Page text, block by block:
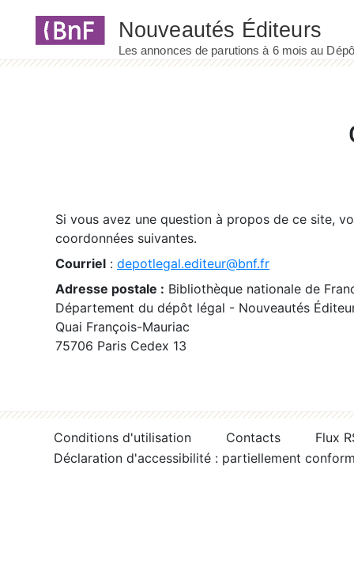
Si vous avez une question à propos de ce site,
coordonnées suivantes.
Courriel : depotlegal.editeur@bnf.fr
Adresse postale : Bibliothèque nationale de
Département du dépôt légal - Nouveautés
Quai François-Mauriac
75706 Paris Cedex 13
Conditions d'utilisation Contacts
Flux
Déclaration d'accessibilité : partiellement